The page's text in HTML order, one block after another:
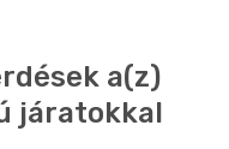
a(z)
járatokkal